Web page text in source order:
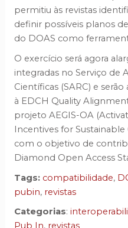
permitiu às revistas
definir possíveis planos
do DOAS como
O exercício será agora
integradas no Serviço de
Científicas (SARC) e
à EDCH Quality
projeto AEGIS-OA
Incentives for
com o objetivo de
Diamond Open Access
Tags: compatibilidade,
pubin, revistas
Categorias:
Pub In, revistas